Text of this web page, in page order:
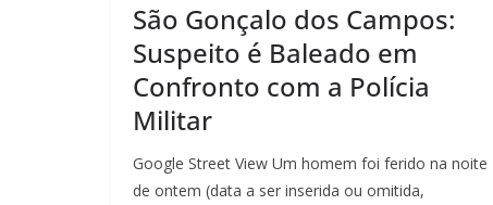
São Gonçalo dos Campos:
Suspeito é Baleado em
Confronto com a Polícia
Militar
Google Street View Um homem foi ferido na noite
de ontem (data a ser inserida ou omitida,